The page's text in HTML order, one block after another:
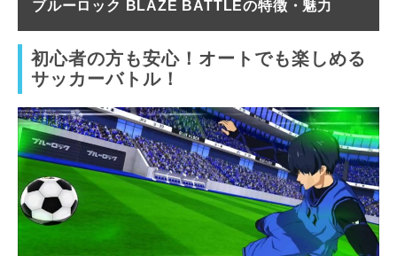
ブルーロック BLAZE BATTLEの特徴・魅力
初心者の方も安心！オートでも楽しめる
サッカーバトル！